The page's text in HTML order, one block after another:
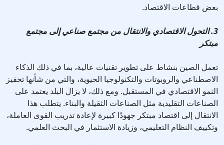
بعض قطاعات الاقتصاد.
3. التحول الاقتصادي والانتقال من مجتمع صناعي إلى مجتمع
مبتكر
تعمل الصين بنشاط على تطوير تقنيات عالية، بما في ذلك الذكاء
الاصطناعي والروبوتات والتكنولوجيا الحيوية، والتي من شأنها تحفيز
النمو الاقتصادي في المستقبل. ومع ذلك، لا يزال البلد يعتمد على
الصناعات التقليدية مثل الصناعات الثقيلة والبناء. يتطلب هذا
الانتقال إلى اقتصاد مبتكر جهودًا كبيرة لإعادة تدريب القوى العاملة،
وتكييف النظام التعليمي، وزيادة الاستثمار في البحث العلمي.